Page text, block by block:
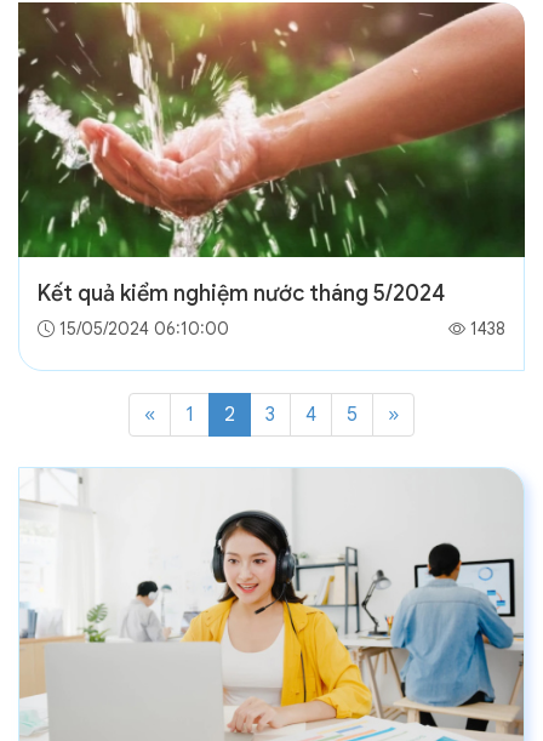
Kết quả kiểm nghiệm nước tháng 5/2024
15/05/2024 06:10:00 1438
« 1 2 3 4 5 »